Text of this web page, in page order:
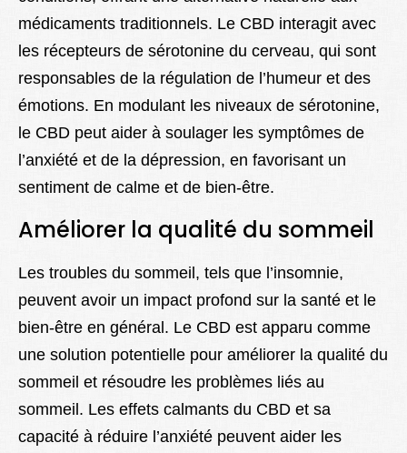
médicaments traditionnels. Le CBD interagit avec
les récepteurs de sérotonine du cerveau, qui sont
responsables de la régulation de l’humeur et des
émotions. En modulant les niveaux de sérotonine,
le CBD peut aider à soulager les symptômes de
l’anxiété et de la dépression, en favorisant un
sentiment de calme et de bien-être.
Améliorer la qualité du sommeil
Les troubles du sommeil, tels que l’insomnie,
peuvent avoir un impact profond sur la santé et le
bien-être en général. Le CBD est apparu comme
une solution potentielle pour améliorer la qualité du
sommeil et résoudre les problèmes liés au
sommeil. Les effets calmants du CBD et sa
capacité à réduire l’anxiété peuvent aider les